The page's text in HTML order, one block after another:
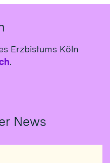
Erzbistums Köln
.
News